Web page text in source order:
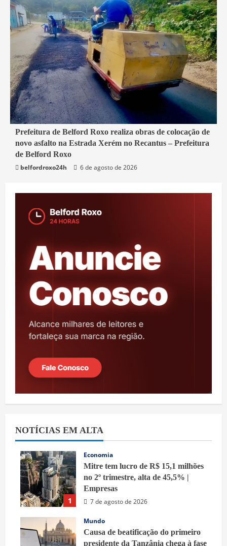
2 min read
Belford Roxo
Prefeitura de Belford Roxo realiza obras de colocação de
novo asfalto na Estrada Xerém no Recantus – Prefeitura
de Belford Roxo
belfordroxo24h
6 de agosto de 2026
NOTÍCIAS EM ALTA
1
Economia
Mitre tem lucro de R$ 15,1 milhões
no 2º trimestre, alta de 45,5% |
Empresas
7 de agosto de 2026
Mundo
Causa de beatificação do primeiro
presidente da Tanzânia chega à fase